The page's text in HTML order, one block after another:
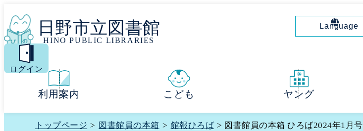
日野市立図書館
HINO PUBLIC LIBRARIES
Language
MENU
ログイン
利用案内 こども ヤング
トップページ > 図書館員の本箱 > 館報ひろば > 図書館員の本箱 ひろば2024年1月号